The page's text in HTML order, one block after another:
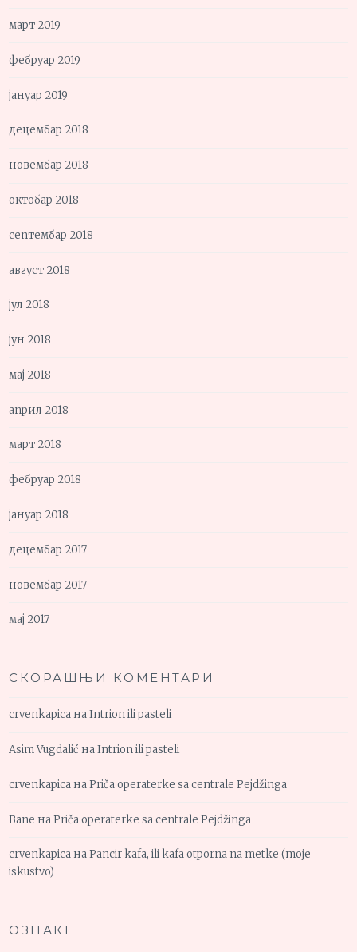
март 2019
фебруар 2019
јануар 2019
децембар 2018
новембар 2018
октобар 2018
септембар 2018
август 2018
јул 2018
јун 2018
мај 2018
април 2018
март 2018
фебруар 2018
јануар 2018
децембар 2017
новембар 2017
мај 2017
СКОРАШЊИ КОМЕНТАРИ
crvenkapica наIntrion ili pasteli
Asim Vugdalić наIntrion ili pasteli
crvenkapica наPriča operaterke sa centrale Pejdžinga
Bane наPriča operaterke sa centrale Pejdžinga
crvenkapica наPancir kafa, ili kafa otporna na metke (moje
iskustvo)
ОЗНАКЕ